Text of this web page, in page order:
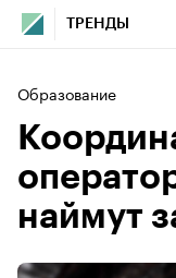
ТРЕНДЫ
Образование
наймут